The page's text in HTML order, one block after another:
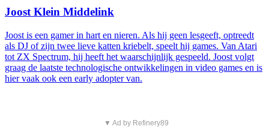
Joost Klein Middelink
Joost is een gamer in hart en nieren. Als hij geen lesgeeft, optreedt
als DJ of zijn twee lieve katten kriebelt, speelt hij games. Van Atari
tot ZX Spectrum, hij heeft het waarschijnlijk gespeeld. Joost volgt
graag de laatste technologische ontwikkelingen in video games en is
hier vaak ook een early adopter van.
▼ Ad by Refinery89